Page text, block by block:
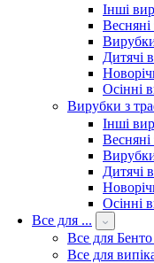
Інші
Весняні
Дитячі
Осінні
Вирубки з
Інші
Весняні
Дитячі
Осінні
Все для ...
Все для Бенто
Все для